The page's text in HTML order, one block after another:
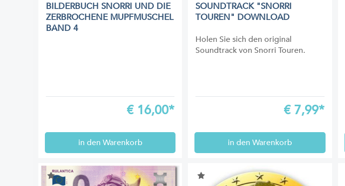
BILDERBUCH SNORRI UND DIE
ZERBROCHENE MUPFMUSCHEL
BAND 4
€ 16,00*
in den Warenkorb
SOUNDTRACK "SNORRI
TOUREN" DOWNLOAD
Holen Sie sich den original
Soundtrack von Snorri Touren.
€ 7,99*
in den Warenkorb